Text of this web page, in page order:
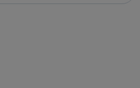
100% aromatu i świeżości od